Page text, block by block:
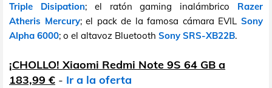
Triple Disipation; el ratón gaming inalámbrico Razer
Atheris Mercury; el pack de la famosa cámara EVILSony
Alpha 6000; o el altavoz Bluetooth Sony SRS-XB22B.
¡CHOLLO! Xiaomi Redmi Note 9S 64 GB a
183,99 € - Ir a la oferta